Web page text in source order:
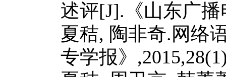
述评[J]. 《山东广
夏秸, 陶非奇. 网络
专学报》